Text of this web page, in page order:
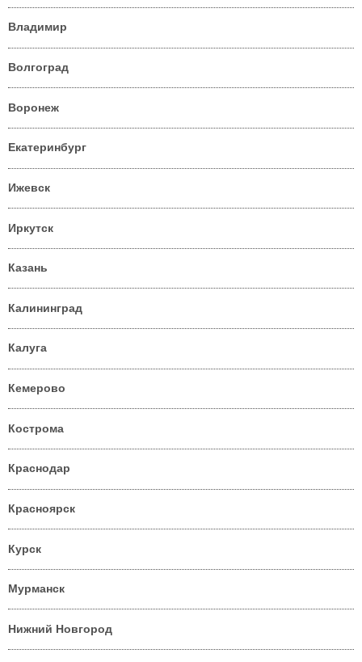
Владимир
Волгоград
Воронеж
Екатеринбург
Ижевск
Иркутск
Казань
Калининград
Калуга
Кемерово
Кострома
Краснодар
Красноярск
Курск
Мурманск
Нижний Новгород